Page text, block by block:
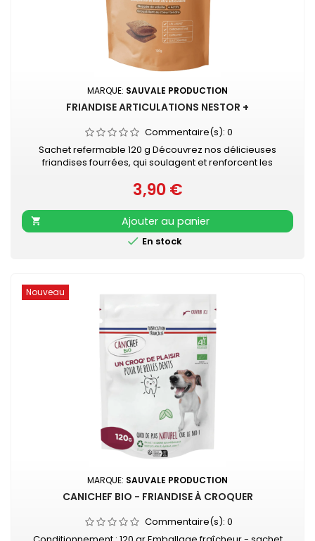
MARQUE: SAUVALE PRODUCTION
FRIANDISE ARTICULATIONS NESTOR +
Commentaire(s): 0
Sachet refermable 120 g Découvrez nos délicieuses
friandises fourrées, qui soulagent et renforcent les
sont enrichies en glucosamine, curcuma et moule verte,
idéales pour les chiens seniors, sportifs ou sujets aux
douleurs articulaires. Aliment complémentaire formulé
sans additifs et fabriqué en...
Prix
3,90 €

Ajouter au panier
 En stock
Nouveau
MARQUE: SAUVALE PRODUCTION
CANICHEF BIO - FRIANDISE À CROQUER
Commentaire(s): 0